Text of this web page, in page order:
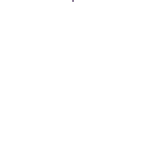
aachen.de